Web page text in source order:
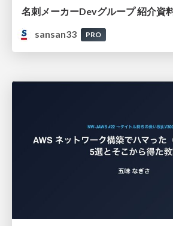
名刺メーカーDevグループ 紹介資
sansan33
PRO